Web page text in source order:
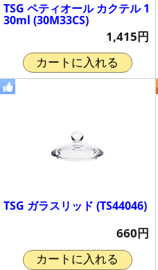
TSG ペティオール カクテル 1
30ml (30M33CS)
1,415円
カートに入れる
TSG ガラスリッド (TS44046)
660円
カートに入れる